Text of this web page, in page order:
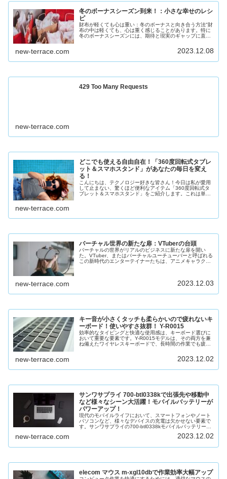
冬のボーナスシーズン到来！：小さな幸せのレシ
ピ
財布が軽くても心は重い：冬のボーナスと向き合う方法"財
布の中は軽くても、心は重く感じることがあります。特に
冬のボーナスシーズンには、期待と現実のギャップに直面
new-terrace.com 2023.12.08
429 Too Many Requests
new-terrace.com
どこでも使える自由自在！「360度回転式タブレ
ット＆スマホスタンド」があなたの毎日を変え
る！
こんにちは、テクノロジー好きな皆さん！今日は私が愛用
して止まない、驚くほど便利なアイテム「360度回転式タ
ブレット＆スマホスタンド」をご紹介します。これは単な
new-terrace.com
バーチャル世界の新たな扉：VTuberの台頭
バーチャルの世界がリアルのビジネスに新たな扉を開い
た。VTuber、またはバーチャルユーチューバーと呼ばれる
この新時代のエンターテイナーたちは、アニメキャラクタ
new-terrace.com 2023.12.03
キー音が小さくタッチも柔らかいので疲れないキ
ーボード！使いやすさ抜群！ Y-R0015
効率的なタイピングと快適な使用感は、キーボード選びに
おいて重要な要素です。Y-R0015モデルは、その両方を兼
ね備えたワイヤレスキーボードで、長時間の作業でも疲れ
new-terrace.com 2023.12.02
サンワサプライ 700-btl0338kで出張先や移動中
など様々なシーン大活躍！モバイルバッテリーが
パワーアップ！
現代のモバイルライフにおいて、スマートフォンやノート
パソコンなど、様々なデバイスの充電は欠かせない要素で
す。サンワサプライの700-btl0338kモバイルバッテリー
new-terrace.com 2023.12.02
elecom マウス m-xgl10dbで作業効率大幅アップ